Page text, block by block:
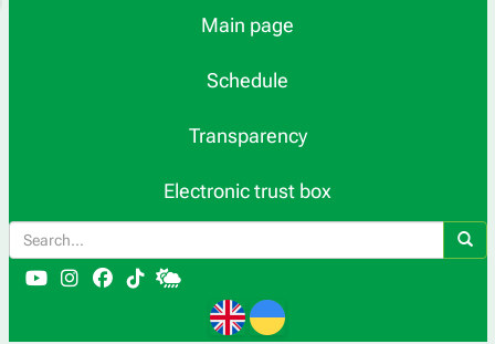
Main page
Schedule
Transparency
Electronic trust box